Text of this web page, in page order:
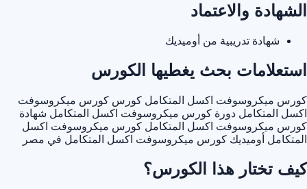
الشهادة والاعتماد
شهادة تدريبية من أوميديك
استعلامات بحث يغطيها الكورس
كورس ميكروسوفت اكسل المتكامل كورس كورس ميكروسوفت
اكسل المتكامل دورة كورس ميكروسوفت اكسل المتكامل شهادة
كورس ميكروسوفت اكسل المتكامل كورس ميكروسوفت اكسل
المتكامل أوميديك كورس ميكروسوفت اكسل المتكامل في مصر
كيف تختار هذا الكورس؟